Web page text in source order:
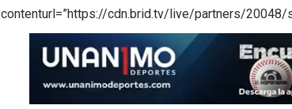
contenturl=”https://cdn.brid.tv/live/partners/20048/